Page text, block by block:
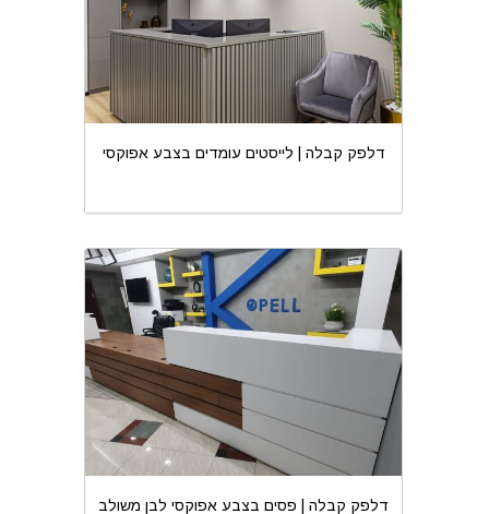
דלפק קבלה | לייסטים עומדים בצבע אפוקסי
דלפק קבלה | פסים בצבע אפוקסי לבן משולב